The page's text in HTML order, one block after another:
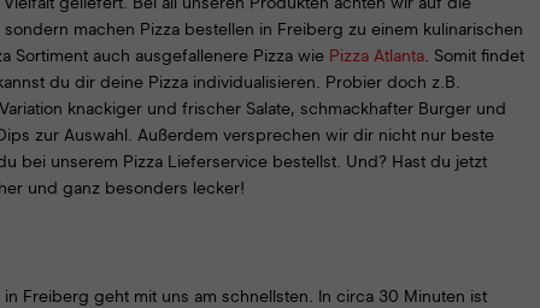
geliefert. Bei all unseren Produkten achten wir auf die
machen Pizza bestellen in Freiberg zu einem kulinarischen
Sortiment auch ausgefallenere Pizza wie Pizza Atlanta. Somit findet
du dir deine Pizza individualisieren. Probier doch z.B.
knackiger und frischer Salate, schmackhafter Burger und
zur Auswahl. Außerdem versprechen wir dir nicht nur beste
bei unserem Pizza Lieferservice bestellst. Und? Hast du jetzt
und ganz besonders lecker!
Freiberg geht mit uns am schnellsten. In circa 30 Minuten ist